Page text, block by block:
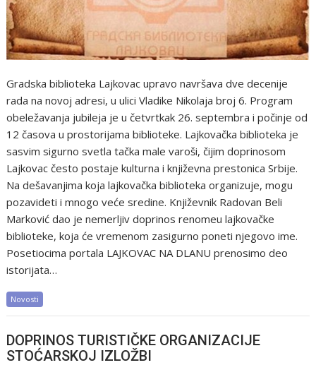
Gradska biblioteka Lajkovac upravo navršava dve decenije
rada na novoj adresi, u ulici Vladike Nikolaja broj 6. Program
obeležavanja jubileja je u četvrtkak 26. septembra i počinje od
12 časova u prostorijama biblioteke. Lajkovačka biblioteka je
sasvim sigurno svetla tačka male varoši, čijim doprinosom
Lajkovac često postaje kulturna i književna prestonica Srbije.
Na dešavanjima koja lajkovačka biblioteka organizuje, mogu
pozavideti i mnogo veće sredine. Književnik Radovan Beli
Marković dao je nemerljiv doprinos renomeu lajkovačke
biblioteke, koja će vremenom zasigurno poneti njegovo ime.
Posetiocima portala LAJKOVAC NA DLANU prenosimo deo
istorijata…
Novosti
DOPRINOS TURISTIČKE ORGANIZACIJE
STOĆARSKOJ IZLOŽBI